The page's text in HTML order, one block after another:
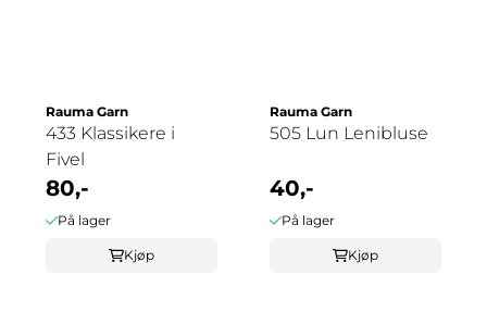
Rauma Garn
433 Klassikere i
Fivel
80,-
På lager
Kjøp
Rauma Garn
505 Lun Lenibluse
40,-
På lager
Kjøp